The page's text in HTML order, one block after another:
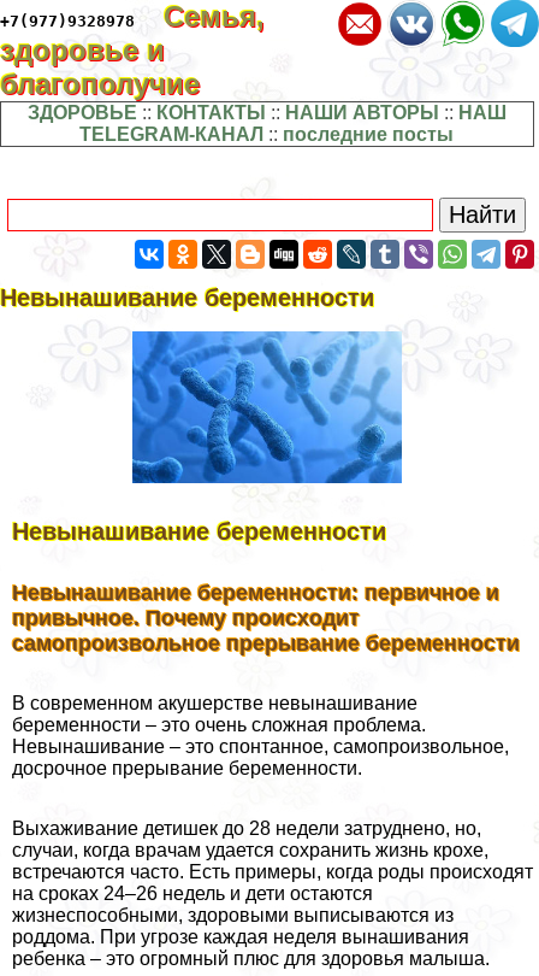
+7(977)9328978
Семья,
здоровье и
благополучие
ЗДОРОВЬЕ :: КОНТАКТЫ :: НАШИ АВТОРЫ :: НАШ
TELEGRAM-КАНАЛ :: последние посты
Невынашивание беременности
Невынашивание беременности
Невынашивание беременности: первичное и
привычное. Почему происходит
самопроизвольное прерывание беременности
В современном акушерстве невынашивание
беременности – это очень сложная проблема.
Невынашивание – это спонтанное, самопроизвольное,
досрочное прерывание беременности.
Выхаживание детишек до 28 недели затруднено, но,
случаи, когда врачам удается сохранить жизнь крохе,
встречаются часто. Есть примеры, когда роды происходят
на сроках 24–26 недель и дети остаются
жизнеспособными, здоровыми выписываются из
роддома. При угрозе каждая неделя вынашивания
ребенка – это огромный плюс для здоровья малыша.